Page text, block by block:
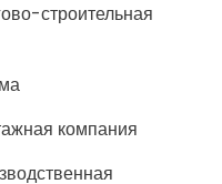
строительная
компания